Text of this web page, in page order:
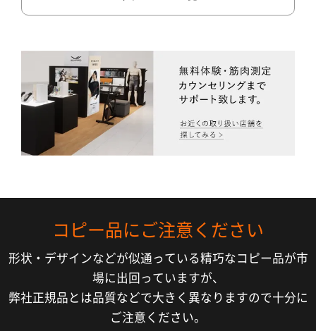
コピー品にご注意ください
形状・デザインなどが似通っている精巧なコピー品が市
場に出回っていますが、
弊社正規品とは品質などで大きく異なりますので十分に
ご注意ください。